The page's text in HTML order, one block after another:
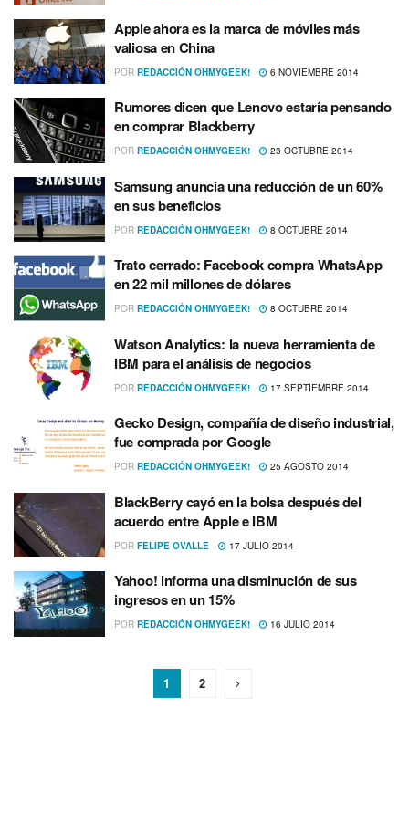
Apple ahora es la marca de móviles más
valiosa en China
POR REDACCIÓN OHMYGEEK! 6 NOVIEMBRE 2014
Rumores dicen que Lenovo estarí­a pensando
en comprar Blackberry
POR REDACCIÓN OHMYGEEK! 23 OCTUBRE 2014
Samsung anuncia una reducción de un 60%
en sus beneficios
POR REDACCIÓN OHMYGEEK! 8 OCTUBRE 2014
Trato cerrado: Facebook compra WhatsApp
en 22 mil millones de dólares
POR REDACCIÓN OHMYGEEK! 8 OCTUBRE 2014
Watson Analytics: la nueva herramienta de
IBM para el análisis de negocios
POR REDACCIÓN OHMYGEEK! 17 SEPTIEMBRE 2014
Gecko Design, compañí­a de diseño industrial,
fue comprada por Google
POR REDACCIÓN OHMYGEEK! 25 AGOSTO 2014
BlackBerry cayó en la bolsa después del
acuerdo entre Apple e IBM
POR FELIPE OVALLE 17 JULIO 2014
Yahoo! informa una disminución de sus
ingresos en un 15%
POR REDACCIÓN OHMYGEEK! 16 JULIO 2014
1 2